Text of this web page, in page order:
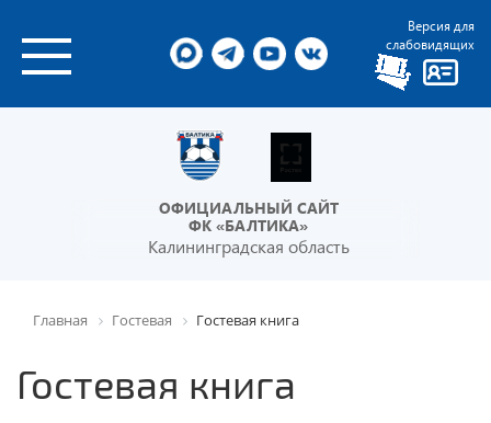
Версия для
слабовидящих
ОФИЦИАЛЬНЫЙ САЙТ
ФК «БАЛТИКА»
Калининградская область
Главная Гостевая Гостевая книга
Гостевая книга